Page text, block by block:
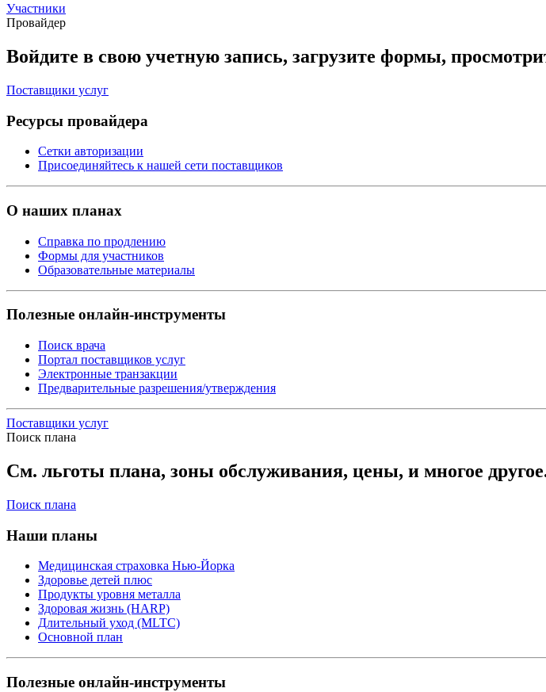
Участники
Провайдер
Войдите в свою учетную запись, загрузите формы,
Поставщики услуг
Ресурсы провайдера
Сетки авторизации
Присоединяйтесь к нашей сети поставщиков
О наших планах
Справка по продлению
Формы для участников
Образовательные материалы
Полезные онлайн-инструменты
Поиск врача
Портал поставщиков услуг
Электронные транзакции
Предварительные разрешения/утверждения
Поставщики услуг
Поиск плана
См. льготы плана, зоны обслуживания, цены, и многое
Поиск плана
Наши планы
Медицинская страховка Нью-Йорка
Здоровье детей плюс
Продукты уровня металла
Здоровая жизнь (HARP)
Длительный уход (MLTC)
Основной план
Полезные онлайн-инструменты